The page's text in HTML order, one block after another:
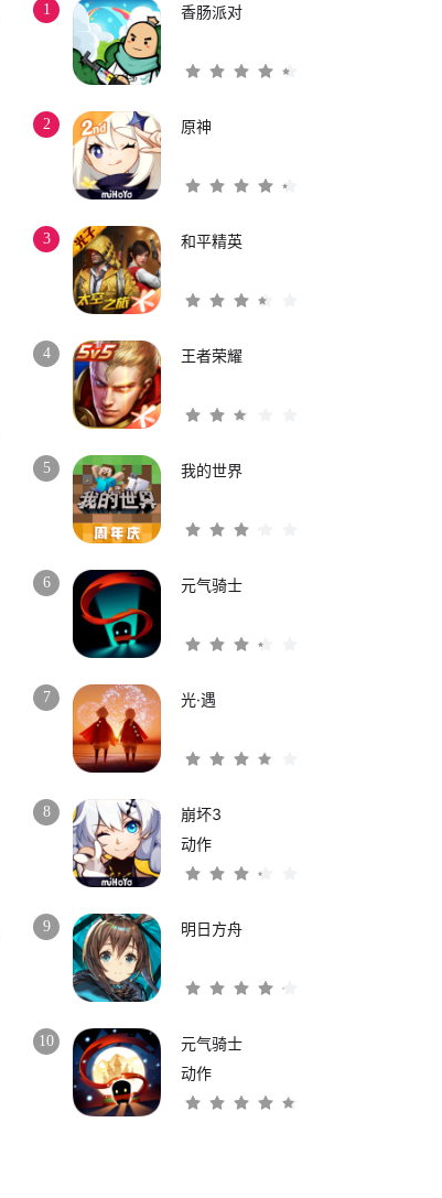
1 香肠派对
2 原神
3 和平精英
4 王者荣耀
5 我的世界
6 元气骑士
7 光·遇
8
崩坏3
动作
9 明日方舟
10
元气骑士
动作